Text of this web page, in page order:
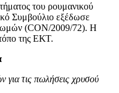
του ρουμανικού
Συμβούλιο εξέδωσε
(CON/2009/72). Η
της ΕΚΤ.
για τις πωλήσεις χρυσού